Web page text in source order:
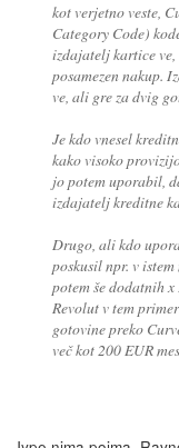
kot verjetno veste,
Category Code)
izdajatelj kartice
posamezen nakup.
ve, ali gre za dvig
Je kdo vnesel
kako visoko
jo potem uporabil,
izdajatelj kreditne
Drugo, ali kdo
poskusil npr. v
potem še dodatnih
Revolut v tem
gotovine preko
več kot 200 EUR